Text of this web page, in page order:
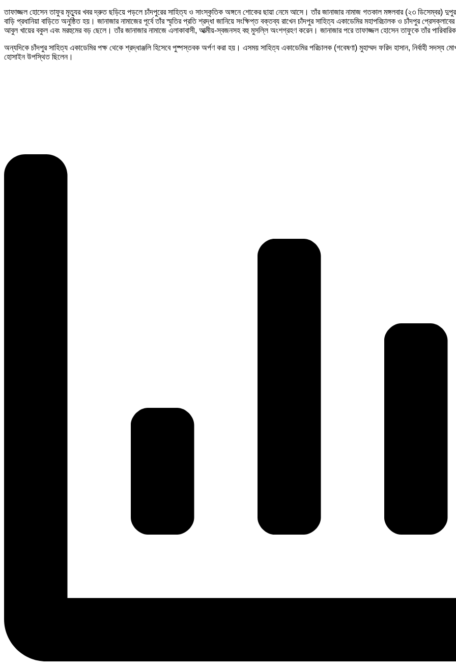
তাফাজ্জল হোসেন তাফুর মৃত্যুর খবর দ্রুত ছড়িয়ে পড়লে চাঁদপুরের সাহিত্য ও সাংস্কৃতিক অঙ্গনে শোকের ছায়া নেমে আসে। তাঁর জানাজার নামাজ গতকাল মঙ্গলবার (২৩ ডিসেম্বর)
বাড়ি প্রধানিয়া বাড়িতে অনুষ্ঠিত হয়। জানাজার নামাজের পূর্বে তাঁর স্মৃতির প্রতি শ্রদ্ধা জানিয়ে সংক্ষিপ্ত বক্তব্য রাখেন চাঁদপুর সাহিত্য একাডেমির মহাপরিচালক ও চাঁদপুর
আবুল খায়ের বকুল এবং মরহুমের বড় ছেলে। তাঁর জানাজার নামাজে এলাকাবাসী, আত্মীয়-স্বজনসহ বহু মুসল্লি অংশগ্রহণ করেন। জানাজার পরে তাফাজ্জল হোসেন তাফুকে তাঁর
অন্যদিকে চাঁদপুর সাহিত্য একাডেমির পক্ষ থেকে শ্রদ্ধাঞ্জলি হিসেবে পুষ্পস্তবক অর্পণ করা হয়। এসময় সাহিত্য একাডেমির পরিচালক (গবেষণা) মুহাম্মদ ফরিদ হাসান, নির্বাহী
হোসাইন উপস্থিত ছিলেন।